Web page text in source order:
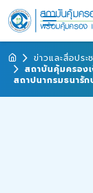
ข่าวและสื่อปร
สถาบันคุ้มครอง
สถาปนากรมธนารั